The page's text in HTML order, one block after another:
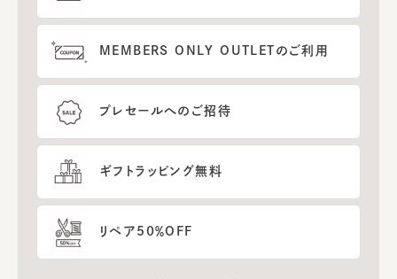
MEMBERS ONLY OUTLETのご利用
プレセールへのご招待
ギフトラッピング無料
リペア50％OFF